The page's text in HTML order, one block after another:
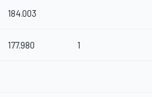
184.003
177.980 1